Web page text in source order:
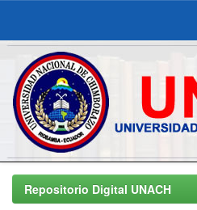
Skip
navigationRepositorio Digital UNACH